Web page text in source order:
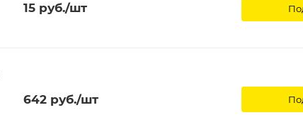
15руб./шт
642руб./шт